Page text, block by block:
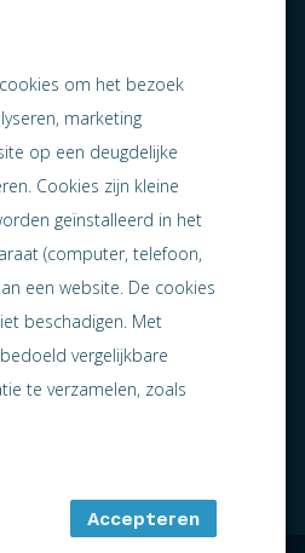
Nieuws
Lid worden
Contact
om het bezoek
marketing
op een deugdelijke
Cookies zijn kleine
geïnstalleerd in het
(computer, telefoon,
een website. De cookies
beschadigen. Met
vergelijkbare
te verzamelen, zoals
Accepteren